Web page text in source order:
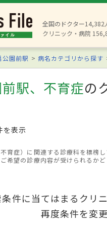
全国のドクター14,382
クリニック・病院
公園前駅 病名カテゴリから探す
駅、不育症の
を表示
育症）に関連する診療科を標榜
希望の診療内容が受けられるか
件に当てはまるクリ
再度条件を変